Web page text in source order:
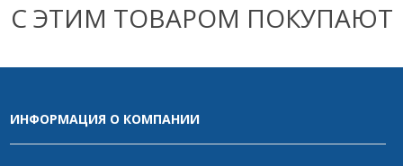
С ЭТИМ ТОВАРОМ ПОКУПАЮТ
ИНФОРМАЦИЯ О КОМПАНИИ